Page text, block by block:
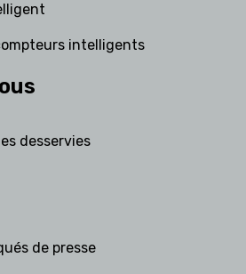
intelligents
desservies
de presse